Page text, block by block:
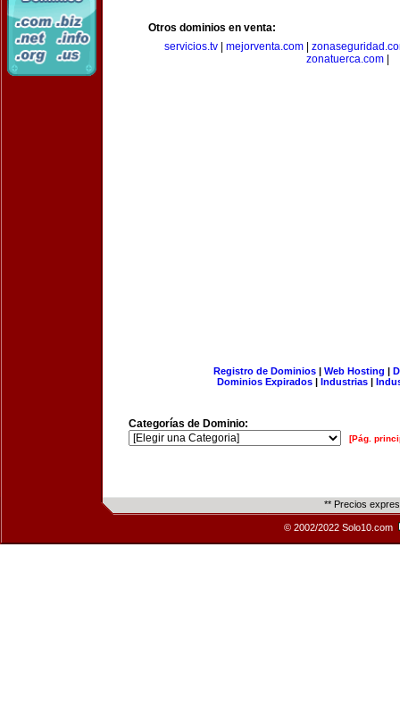
Otros dominios en venta:
servicios.tv| mejorventa.com|
zonatuerca.com|
Registro de Dominios| Web Hosting |
Dominios Expirados | Industrias |
Categorías de Dominio:
[Pág.
** Precios
© 2002/2022 Solo10.com